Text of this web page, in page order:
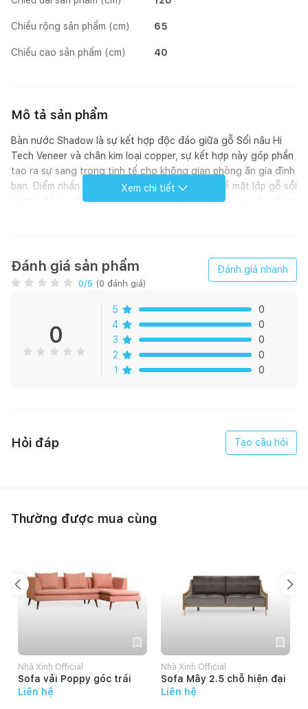
Chiều rộng sản phẩm (cm) 65
Chiều cao sản phẩm (cm) 40
Mô tả sản phẩm
Bàn nước Shadow là sự kết hợp độc đáo giữa gỗ Sổi nâu Hi
Tech Veneer và chân kim loại copper, sự kết hợp này góp phần
tạo ra sự sang trọng tinh tế cho không gian phòng ăn gia đình
bạn. Điểm nhấn là những vân gỗ đặc sắc trên bề mặt lớp gỗ sồi
tương đồng với các vết xước trên sắt ở chân và tay nắm được
- Giao hàng tại các khu vực khác: Nhà Xinh sẽ liên hệ Khách
khi nhận được đơn hàng từ Khách hàng.
Xem chi tiết
Đánh giá sản phẩm
0/5 (0 đánh giá)
Đánh giá nhanh
0
5
0
4
0
3
0
2
0
1
0
Hỏi đáp Tạo câu hỏi
Thường được mua cùng
Nhà Xinh Official
Sofa vải Poppy góc trái
Liên hệ
Nhà Xinh Official
Sofa Mây 2.5 chỗ hiện đại
Liên hệ